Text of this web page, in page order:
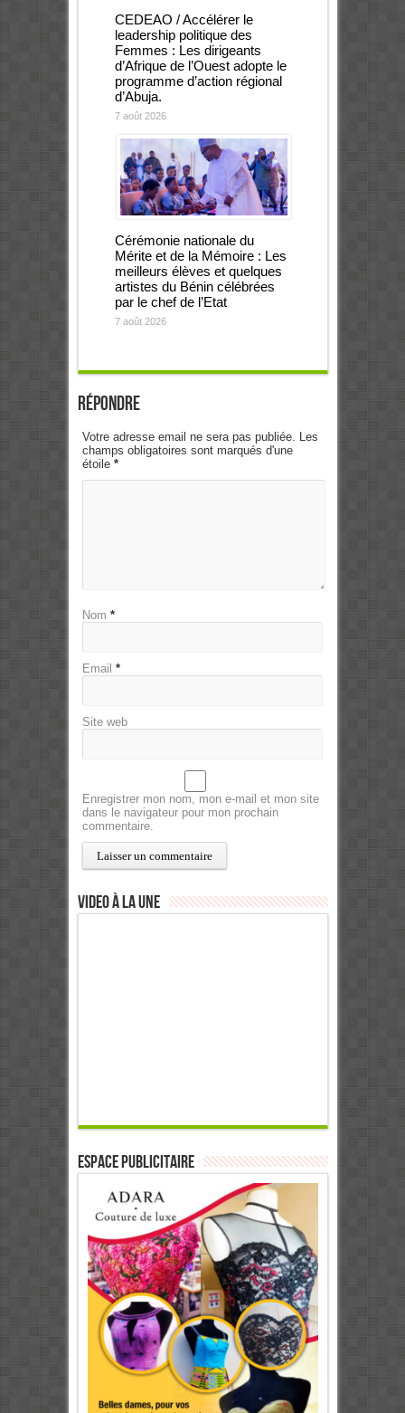
CEDEAO / Accélérer le
leadership politique des
Femmes : Les dirigeants
d’Afrique de l’Ouest adopte le
programme d’action régional
d’Abuja.
7 août 2026
Cérémonie nationale du
Mérite et de la Mémoire : Les
meilleurs élèves et quelques
artistes du Bénin célébrées
par le chef de l’Etat
7 août 2026
Répondre
Votre adresse email ne sera pas publiée. Les
champs obligatoires sont marqués d'une
étoile *
Nom *
Email *
Site web
Enregistrer mon nom, mon e-mail et mon site
dans le navigateur pour mon prochain
commentaire.
Video à la Une
ESPACE PUBLICITAIRE